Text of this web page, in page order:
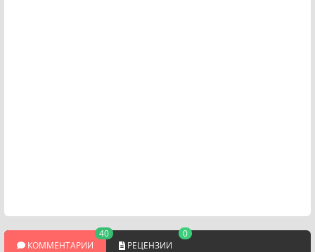
КОММЕНТАРИИ
40
РЕЦЕНЗИИ
0